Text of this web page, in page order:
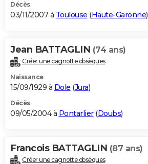
Décès
03/11/2007 à Toulouse (Haute-Garonne)
Jean BATTAGLIN (74 ans)
Créer une cagnotte obsèques
Naissance
15/09/1929 à Dole (Jura)
Décès
09/05/2004 à Pontarlier(Doubs)
Francois BATTAGLIN (87 ans)
Créer une cagnotte obsèques